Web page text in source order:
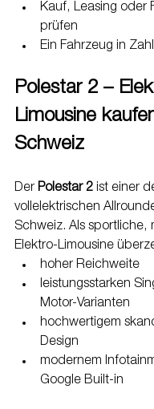
Kauf, Leasing oder
prüfen
Ein Fahrzeug in
Polestar 2 –
Limousine
Schweiz
Der Polestar 2 ist einer
vollelektrischen
Schweiz. Als sportliche,
Elektro-Limousine
hoher Reichweite
leistungsstarken
Motor-Varianten
hochwertigem
Design
modernem
Google Built-in